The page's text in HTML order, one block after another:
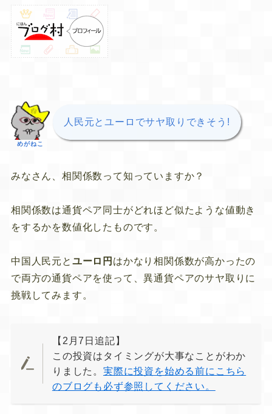
めがねこ
人民元とユーロでサヤ取りできそう!
みなさん、 相関係数 って知っていますか？
相関係数は通貨ペア同士がどれほど似たような値動き
をするかを数値化したものです。
中国人民元 と ユーロ円 はかなり相関係数が高かったの
で両方の通貨ペアを使って、異通貨ペアのサヤ取りに
挑戦してみます。
【2月7日追記】
この投資はタイミングが大事なことがわか
りました。 実際に投資を始める前にこちら
のブログも必ず参照してください。